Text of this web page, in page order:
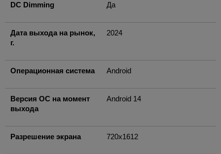
DC Dimming Да
Дата выхода на рынок,
г.
2024
Операционная система Android
Версия ОС на момент
выхода
Android 14
Разрешение экрана 720x1612